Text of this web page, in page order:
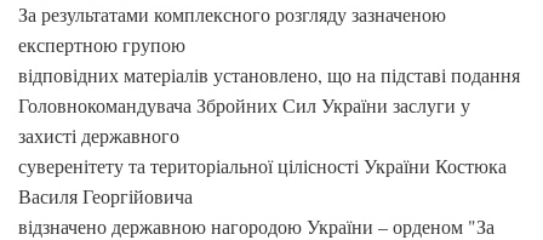
За результатами комплексного розгляду зазначеною
експертною групою
відповідних матеріалів установлено, що на підставі подання
Головнокомандувача Збройних Сил України заслуги у
захисті державного
суверенітету та територіальної цілісності України Костюка
Василя Георгійовича
відзначено державною нагородою України – орденом "За